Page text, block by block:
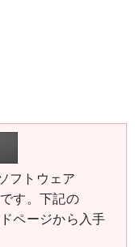
フトウェア
す。下記の
ページから入手